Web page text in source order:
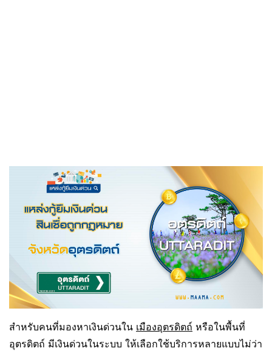
สำหรับคนที่มองหาเงินด่วนใน เมืองอุตรดิตถ์ หรือในพื้นที่
อุตรดิตถ์ มีเงินด่วนในระบบ ให้เลือกใช้บริการหลายแบบไม่ว่า